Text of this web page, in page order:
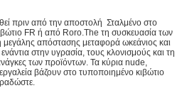
πριν από την αποστολή Σταλμένο στο
FR ή από Roro.The τη συσκευασία των
μεγάλης απόστασης μεταφορά ωκεάνιος και
στην υγρασία, τους κλονισμούς και τη
των προϊόντων. Τα κύρια nude,
βάζουν στο τυποποιημένο κιβώτιο